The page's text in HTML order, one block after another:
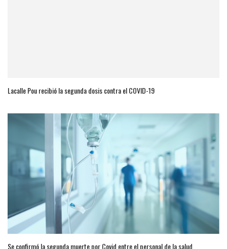
Lacalle Pou recibió la segunda dosis contra el COVID-19
Se confirmó la segunda muerte por Covid entre el personal de la salud